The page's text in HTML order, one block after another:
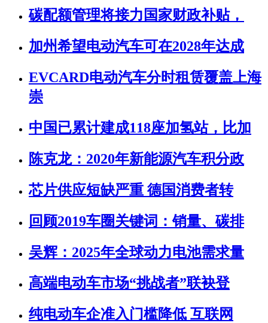
碳配额管理将接力国家财政补贴，
加州希望电动汽车可在2028年达成
EVCARD电动汽车分时租赁覆盖上海
崇
中国已累计建成118座加氢站，比加
陈克龙：2020年新能源汽车积分政
芯片供应短缺严重 德国消费者转
回顾2019车圈关键词：销量、碳排
吴辉：2025年全球动力电池需求量
高端电动车市场“挑战者”联袂登
纯电动车企准入门槛降低 互联网